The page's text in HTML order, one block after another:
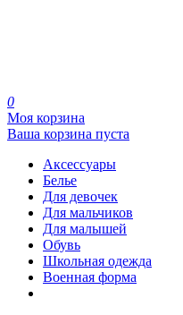
0
Моя корзина
Ваша корзина пуста
Аксессуары
Белье
Для девочек
Для мальчиков
Для малышей
Обувь
Школьная одежда
Военная форма